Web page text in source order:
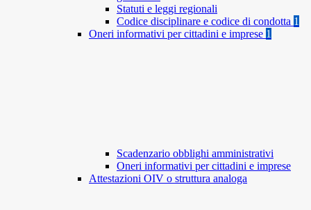
Statuti e leggi regionali
Codice disciplinare e codice di condotta 1
Oneri informativi per cittadini e imprese 1
Scadenzario obblighi amministrativi
Oneri informativi per cittadini e imprese
Attestazioni OIV o struttura analoga